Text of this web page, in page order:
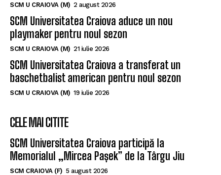
SCM U CRAIOVA (M) 2 august 2026
SCM Universitatea Craiova aduce un nou
playmaker pentru noul sezon
SCM U CRAIOVA (M) 21 iulie 2026
SCM Universitatea Craiova a transferat un
baschetbalist american pentru noul sezon
SCM U CRAIOVA (M) 19 iulie 2026
CELE MAI CITITE
SCM Universitatea Craiova participă la
Memorialul „Mircea Pașek” de la Târgu Jiu
SCM CRAIOVA (F) 5 august 2026